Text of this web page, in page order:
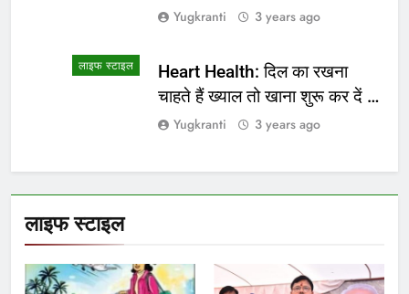
लाइफ स्टाइल
जाएगी हालत
Yugkranti 3 years ago
लाइफ स्टाइल
Heart Health: दिल का रखना
चाहते हैं ख्याल तो खाना शुरू कर दें ये
4 चीजें
Yugkranti 3 years ago